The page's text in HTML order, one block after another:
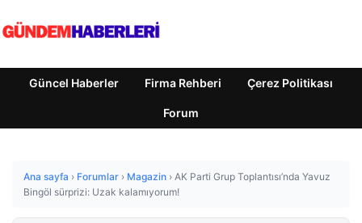
Güncel Haberler Firma Rehberi Çerez Politikası
Forum
Ana sayfa › Forumlar › Magazin › AK Parti Grup Toplantısı’nda Yavuz
Bingöl sürprizi: Uzak kalamıyorum!